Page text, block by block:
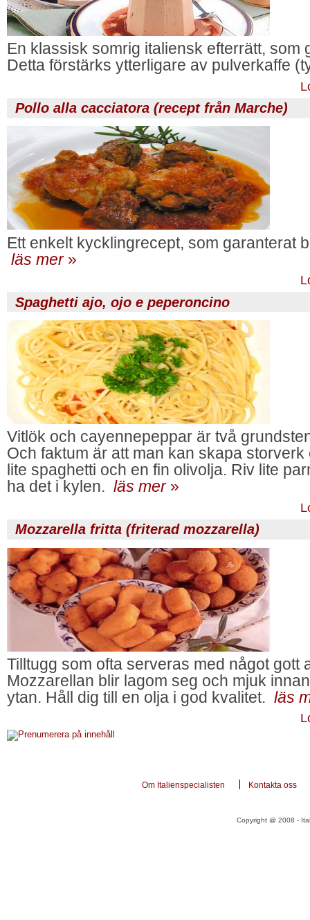
En klassisk somrig italiensk efterrätt, som
Detta förstärks ytterligare av pulverkaffe
Pollo alla cacciatora (recept från Marche)
Ett enkelt kycklingrecept, som garanterat
läs mer»
Spaghetti ajo, ojo e peperoncino
Vitlök och cayennepeppar är två
Och faktum är att man kan skapa
lite spaghetti och en fin olivolja. Riv lite
ha det i kylen. läs mer»
Mozzarella fritta (friterad mozzarella)
Tilltugg som ofta serveras med något gott
Mozzarellan blir lagom seg och mjuk
ytan. Håll dig till en olja i god kvalitet. läs
Om Italienspecialisten Kontakta oss
Copyright @ 2008 -